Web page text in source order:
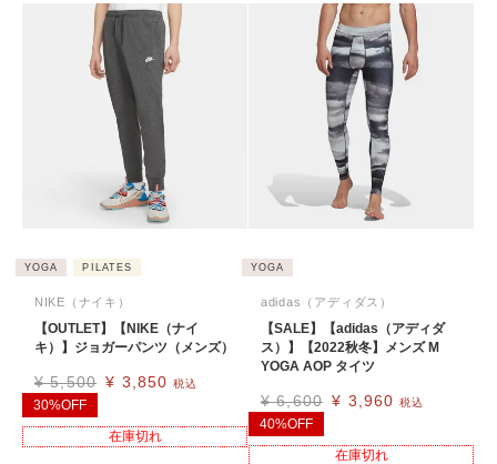
YOGA PILATES
NIKE（ナイキ）
【OUTLET】【NIKE（ナイ
キ）】ジョガーパンツ（メンズ）
¥ 5,500 ¥ 3,850 税込
30%OFF
在庫切れ
YOGA
adidas（アディダス）
【SALE】【adidas（アディダ
ス）】【2022秋冬】メンズ M
YOGA AOP タイツ
¥ 6,600 ¥ 3,960 税込
40%OFF
在庫切れ